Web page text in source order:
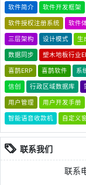
软件简介 软件开发框架
软件授权注册系统 软件
三层架构 设计模式 生
数据同步 塑木地板行业
喜鹊ERP 喜鹊软件 系
信创 行政区域数据库
用户管理 用户开发手册
智能语音收款机 自定义
联系我们
联系